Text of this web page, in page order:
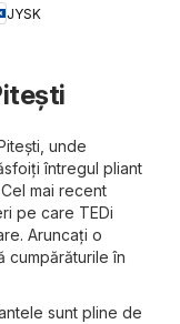
JYSK
unde
întregul pliant
mai recent
pe care TEDi
Aruncați o
cumpărăturile în
sunt pline de